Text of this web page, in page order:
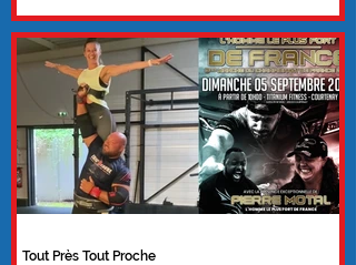
France », au cinéma Vox Samedi 18
septembre de 10h à 18h Site : Île de...
Tout Près Tout Proche